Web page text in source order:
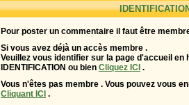
Pour poster un commentaire il faut être
Si vous avez déjà un accès membre .
Veuillez vous identifier sur la page d'accueil en
IDENTIFICATION ou bien Cliquez ICI .
Vous n'êtes pas membre . Vous pouvez vous
Cliquant ICI .